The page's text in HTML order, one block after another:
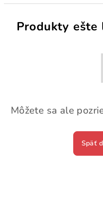
Produkty ešte
Môžete sa ale
Späť